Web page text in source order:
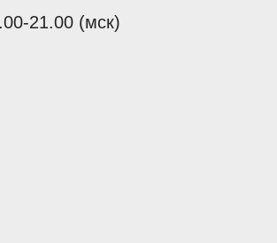
21.00 (мск)